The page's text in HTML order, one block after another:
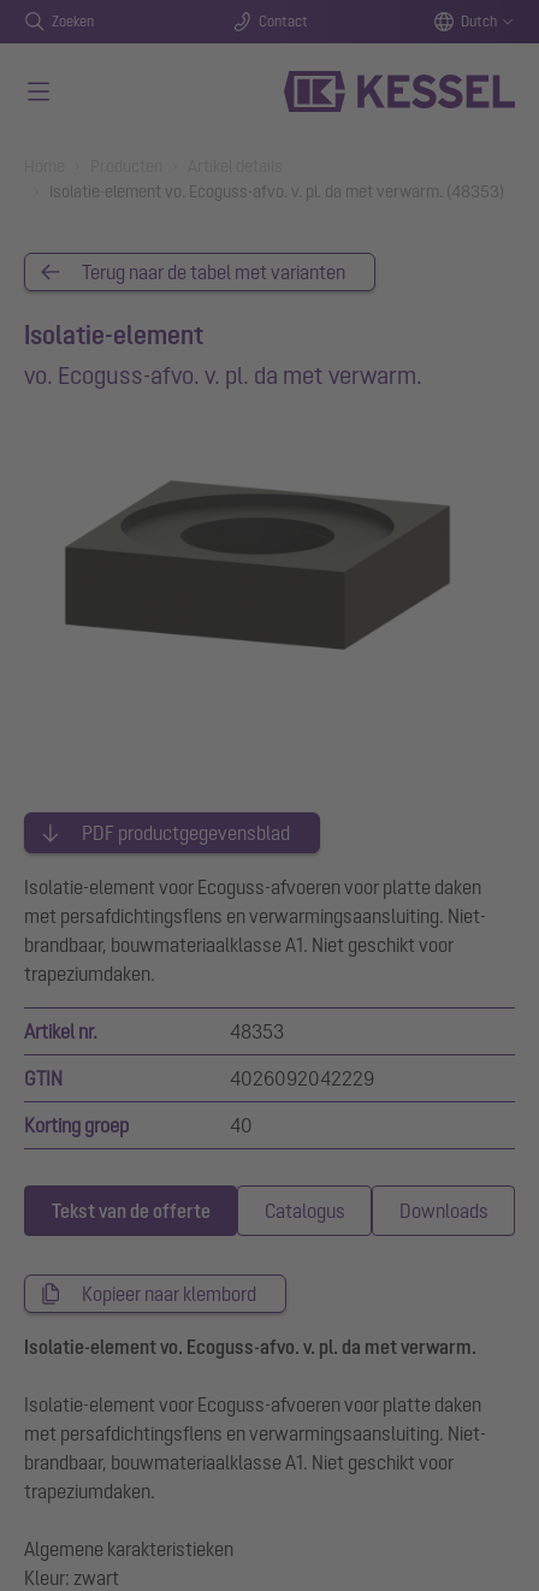
Zoeken Contact Dutch
Isolatie-element vo. Ecoguss-afvo. v. pl. da met verwarm. (48353)
Terug naar de tabel met varianten
Isolatie-element
vo. Ecoguss-afvo. v. pl. da met verwarm.
PDF productgegevensblad
Isolatie-element voor Ecoguss-afvoeren voor platte daken
met persafdichtingsflens en verwarmingsaansluiting. Niet-
brandbaar, bouwmateriaalklasse A1. Niet geschikt voor
trapeziumdaken.
Artikel nr. 48353
GTIN 4026092042229
Korting groep 40
Tekst van de offerte Catalogus Downloads
Kopieer naar klembord
Isolatie-element vo. Ecoguss-afvo. v. pl. da met verwarm.
Isolatie-element voor Ecoguss-afvoeren voor platte daken
met persafdichtingsflens en verwarmingsaansluiting. Niet-
brandbaar, bouwmateriaalklasse A1. Niet geschikt voor
trapeziumdaken.
Algemene karakteristieken
Kleur: zwart